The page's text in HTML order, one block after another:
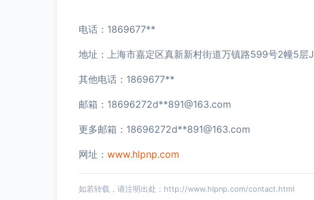
电话：1869677**
地址：上海市嘉定区真新新村街道万镇路599号2幢5层J
其他电话：1869677**
邮箱：18696272d**891@163.com
更多邮箱：18696272d**891@163.com
网址： www.hlpnp.com
如若转载，请注明出处：http://www.hlpnp.com/contact.html